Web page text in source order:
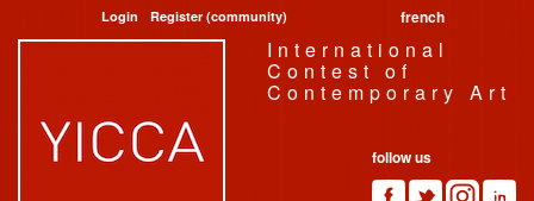
Login Register (community) french
International
Contest of
Contemporary Art
follow us